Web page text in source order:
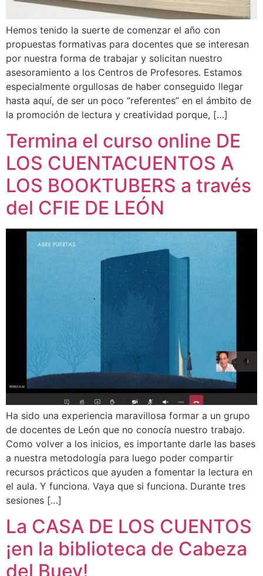
Hemos tenido la suerte de comenzar el año con
propuestas formativas para docentes que se interesan
por nuestra forma de trabajar y solicitan nuestro
asesoramiento a los Centros de Profesores. Estamos
especialmente orgullosas de haber conseguido llegar
hasta aquí, de ser un poco “referentes” en el ámbito de
la promoción de lectura y creatividad porque, […]
Termina el curso online DE
LOS CUENTACUENTOS A
LOS BOOKTUBERS a través
del CFIE DE LEÓN
Ha sido una experiencia maravillosa formar a un grupo
de docentes de León que no conocía nuestro trabajo.
Como volver a los inicios, es importante darle las bases
a nuestra metodología para luego poder compartir
recursos prácticos que ayuden a fomentar la lectura en
el aula. Y funciona. Vaya que si funciona. Durante tres
sesiones […]
La CASA DE LOS CUENTOS
¡en la biblioteca de Cabeza
del Buey!